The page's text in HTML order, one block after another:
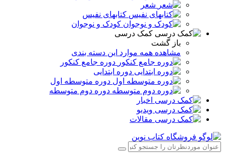
شعر
کتابهای نفیس
کودک و نوجوان
کمک درسی
باز گشت
مشاهده همه موارد این دسته بندی
دوره جامع کنکور
دوره ابتدایی
دوره متوسطه اول
دوره دوم متوسطه
اخبار
ویدیو
مقالات